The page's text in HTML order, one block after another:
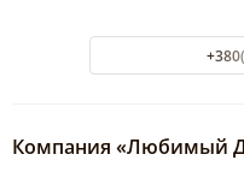
Компания «Любимый